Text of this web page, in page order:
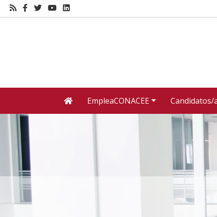
EmpleaCONACEE Candidatos/